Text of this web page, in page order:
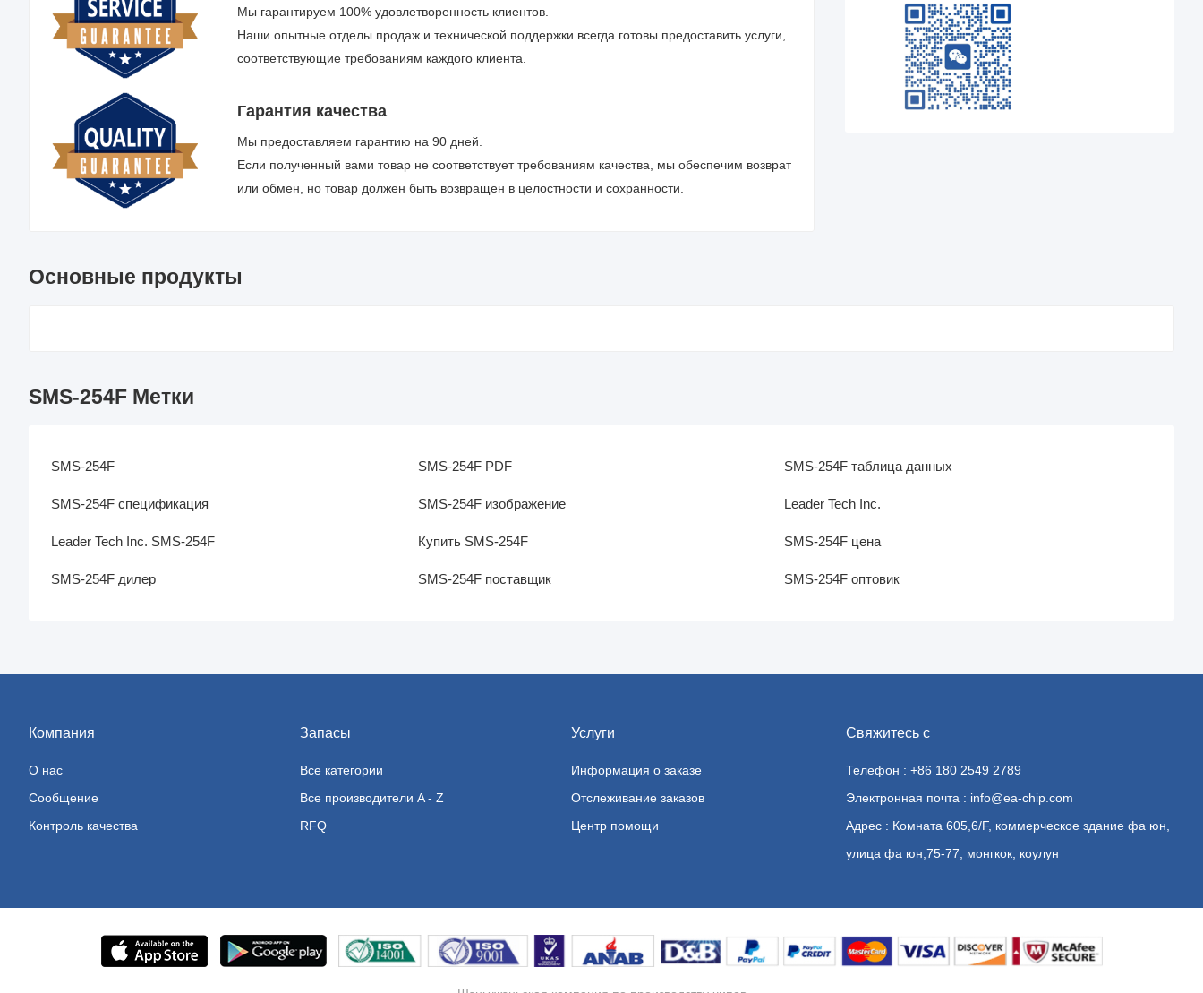
Мы гарантируем 100% удовлетворенность клиентов.
Наши опытные отделы продаж и технической поддержки всегда готовы предоставить услуги,
соответствующие требованиям каждого клиента.
Гарантия качества
Мы предоставляем гарантию на 90 дней.
Если полученный вами товар не соответствует требованиям качества, мы обеспечим возврат
или обмен, но товар должен быть возвращен в целостности и сохранности.
Основные продукты
SMS-254F Метки
SMS-254F SMS-254F PDF SMS-254F таблица данных
SMS-254F спецификация SMS-254F изображение Leader Tech Inc.
Leader Tech Inc. SMS-254F Купить SMS-254F SMS-254F цена
SMS-254F дилер SMS-254F поставщик SMS-254F оптовик
Компания
О нас
Сообщение
Контроль качества
Запасы
Все категории
Все производители A - Z
RFQ
Услуги
Информация о заказе
Отслеживание заказов
Центр помощи
Свяжитесь с
Телефон : +86 180 2549 2789
Электронная почта : info@ea-chip.com
Адрес : Комната 605,6/F, коммерческое здание фа юн,
улица фа юн,75-77, монгкок, коулун